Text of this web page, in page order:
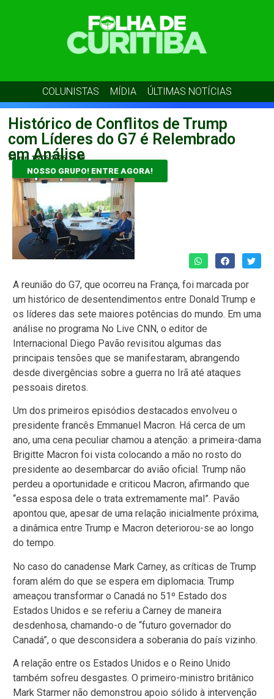
COLUNISTAS MÍDIA ÚLTIMAS NOTÍCIAS
Histórico de Conflitos de Trump
com Líderes do G7 é Relembrado
em Análise
admin 16/06/2026 13:49
NOSSO GRUPO! ENTRE AGORA!
A reunião do G7, que ocorreu na França, foi marcada por
um histórico de desentendimentos entre Donald Trump e
os líderes das sete maiores potências do mundo. Em uma
análise no programa No Live CNN, o editor de
Internacional Diego Pavão revisitou algumas das
principais tensões que se manifestaram, abrangendo
desde divergências sobre a guerra no Irã até ataques
pessoais diretos.
Um dos primeiros episódios destacados envolveu o
presidente francês Emmanuel Macron. Há cerca de um
ano, uma cena peculiar chamou a atenção: a primeira-dama
Brigitte Macron foi vista colocando a mão no rosto do
presidente ao desembarcar do avião oficial. Trump não
perdeu a oportunidade e criticou Macron, afirmando que
“essa esposa dele o trata extremamente mal”. Pavão
apontou que, apesar de uma relação inicialmente próxima,
a dinâmica entre Trump e Macron deteriorou-se ao longo
do tempo.
No caso do canadense Mark Carney, as críticas de Trump
foram além do que se espera em diplomacia. Trump
ameaçou transformar o Canadá no 51º Estado dos
Estados Unidos e se referiu a Carney de maneira
desdenhosa, chamando-o de “futuro governador do
Canadá”, o que desconsidera a soberania do país vizinho.
A relação entre os Estados Unidos e o Reino Unido
também sofreu desgastes. O primeiro-ministro britânico
Mark Starmer não demonstrou apoio sólido à intervenção